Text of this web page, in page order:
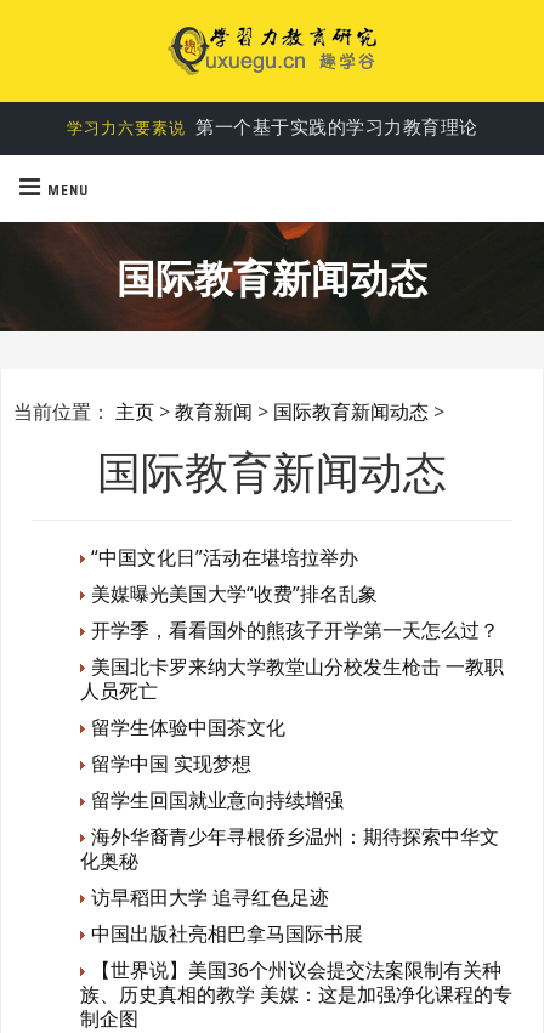
学习力六要素说 第一个基于实践的学习力教育理论
MENU
国际教育新闻动态
当前位置： 主页 >教育新闻 > 国际教育新闻动态 >
国际教育新闻动态
“中国文化日”活动在堪培拉举办
美媒曝光美国大学“收费”排名乱象
开学季，看看国外的熊孩子开学第一天怎么过？
美国北卡罗来纳大学教堂山分校发生枪击 一教职
人员死亡
留学生体验中国茶文化
留学中国 实现梦想
留学生回国就业意向持续增强
海外华裔青少年寻根侨乡温州：期待探索中华文
化奥秘
访早稻田大学 追寻红色足迹
中国出版社亮相巴拿马国际书展
【世界说】美国36个州议会提交法案限制有关种
族、历史真相的教学 美媒：这是加强净化课程的专
制企图